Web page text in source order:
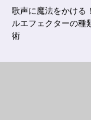
歌声に魔法をかける
ルエフェクターの種
術